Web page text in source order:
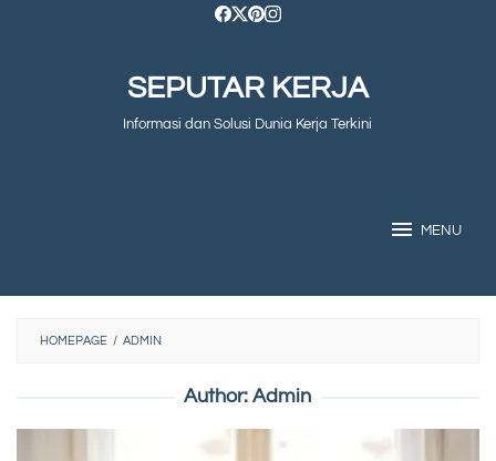
SEPUTAR KERJA
Informasi dan Solusi Dunia Kerja Terkini
MENU
HOMEPAGE / ADMIN
Author:Admin